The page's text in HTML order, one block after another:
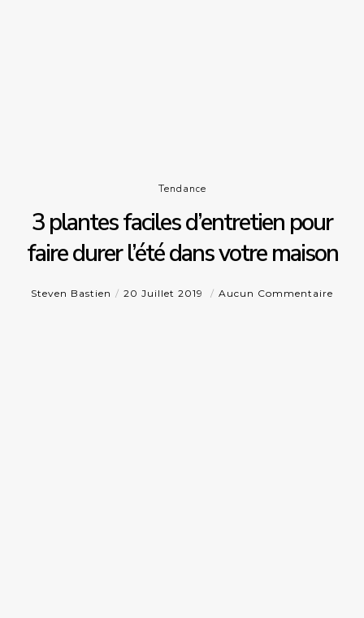
Tendance
3 plantes faciles d’entretien pour
faire durer l’été dans votre maison
Steven Bastien 20 Juillet 2019 Aucun Commentaire